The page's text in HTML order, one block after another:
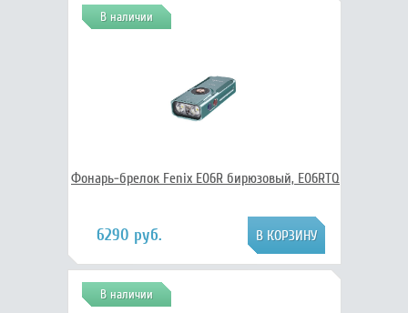
В наличии
Фонарь-брелок Fenix E06R бирюзовый, E06RTQ
6290 руб.
В наличии